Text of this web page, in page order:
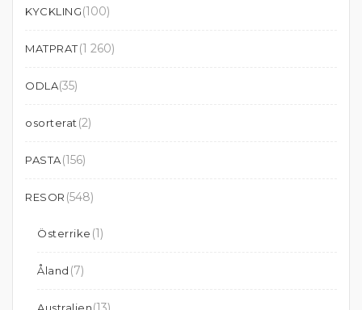
KYCKLING(100)
MATPRAT(1 260)
ODLA(35)
osorterat (2)
PASTA(156)
RESOR (548)
Österrike (1)
Åland (7)